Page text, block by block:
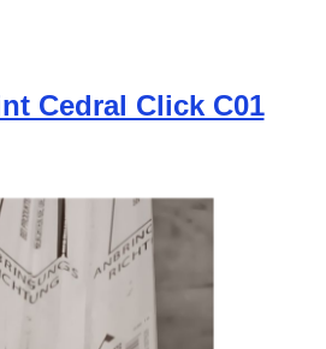
Cedral Click C01